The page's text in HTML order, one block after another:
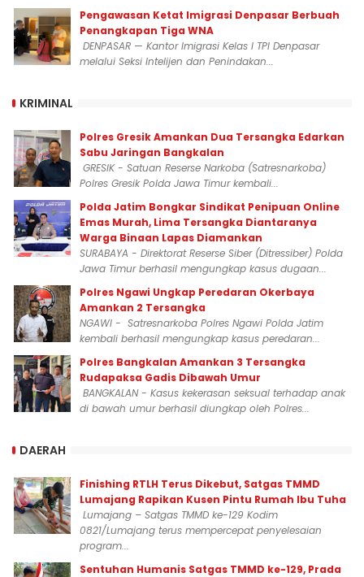
Pengawasan Ketat Imigrasi Denpasar Berbuah
Penangkapan Tiga WNA
DENPASAR — Kantor Imigrasi Kelas I TPI Denpasar
melalui Seksi Intelijen dan Penindakan...
KRIMINAL
Polres Gresik Amankan Dua Tersangka Edarkan
Sabu Jaringan Bangkalan
GRESIK - Satuan Reserse Narkoba (Satresnarkoba)
Polres Gresik Polda Jawa Timur kembali...
Polda Jatim Bongkar Sindikat Penipuan Online
Emas Murah, Lima Tersangka Diantaranya
Warga Binaan Lapas Diamankan
SURABAYA - Direktorat Reserse Siber (Ditressiber) Polda
Jawa Timur berhasil mengungkap kasus dugaan...
Polres Ngawi Ungkap Peredaran Okerbaya
Amankan 2 Tersangka
NGAWI - Satresnarkoba Polres Ngawi Polda Jatim
kembali berhasil mengungkap kasus peredaran...
Polres Bangkalan Amankan 3 Tersangka
Rudapaksa Gadis Dibawah Umur
BANGKALAN - Kasus kekerasan seksual terhadap anak
di bawah umur berhasil diungkap oleh Polres...
DAERAH
Finishing RTLH Terus Dikebut, Satgas TMMD
Lumajang Rapikan Kusen Pintu Rumah Ibu Tuha
Lumajang – Satgas TMMD ke-129 Kodim
0821/Lumajang terus mempercepat penyelesaian
program...
Sentuhan Humanis Satgas TMMD ke-129, Prada